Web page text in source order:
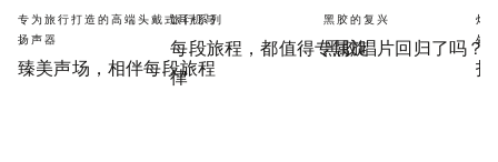
专为旅行打造的高端头戴式耳机与
扬声器
臻美声场，相伴每段旅程
旅行系列
每段旅程，都值得专属旋
律
黑胶的复兴
黑胶唱片回归了吗？
灯
处